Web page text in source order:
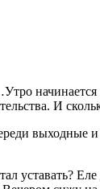
И
выходные и
уставать?